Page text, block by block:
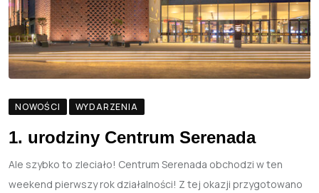
NOWOŚCI WYDARZENIA
1. urodziny Centrum Serenada
Ale szybko to zleciało! Centrum Serenada obchodzi w ten
weekend pierwszy rok działalności! Z tej okazji przygotowano